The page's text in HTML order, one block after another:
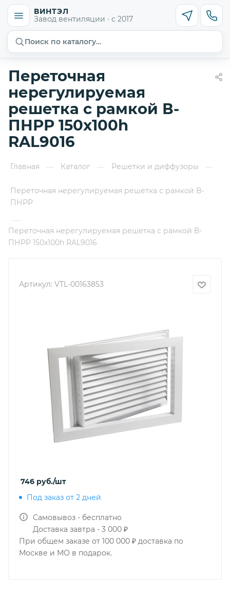
ВИНТЭЛ
Завод вентиляции · с 2017
Поиск по каталогу…
Переточная
нерегулируемая
решетка с рамкой В-
ПНРР 150х100h
RAL9016
Главная — Каталог — Решетки и диффузоры —
Переточная нерегулируемая решетка с рамкой В-
ПНРР
—
Переточная нерегулируемая решетка с рамкой В-
ПНРР 150х100h RAL9016
Артикул: VTL-00163853
746 руб./шт
Под заказ от 2 дней
Самовывоз - бесплатно
Доставка завтра - 3 000 ₽
При общем заказе от 100 000 ₽ доставка по
Москве и МО в подарок.